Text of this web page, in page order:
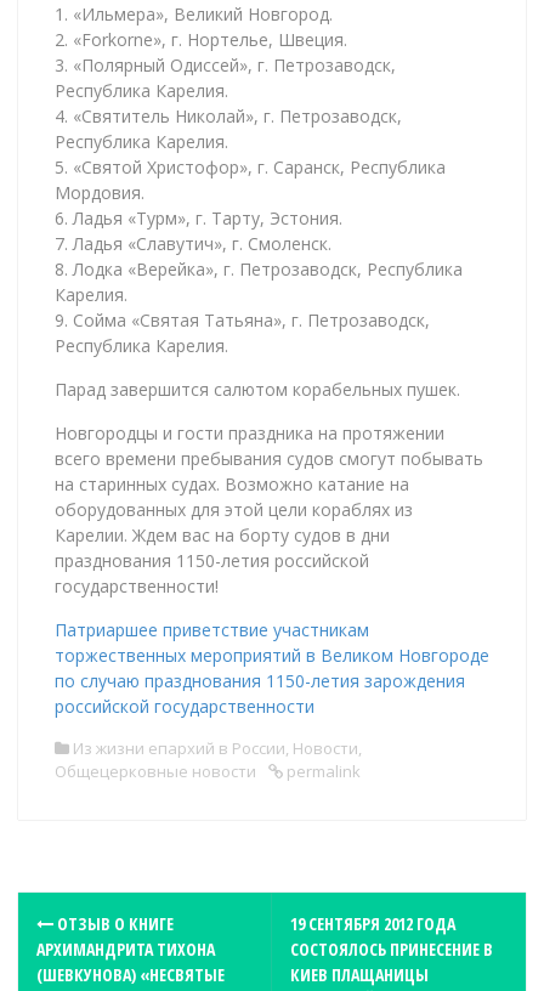
1. «Ильмера», Великий Новгород.
2. «Forkorne», г. Нортелье, Швеция.
3. «Полярный Одиссей», г. Петрозаводск,
Республика Карелия.
4. «Святитель Николай», г. Петрозаводск,
Республика Карелия.
5. «Святой Христофор», г. Саранск, Республика
Мордовия.
6. Ладья «Турм», г. Тарту, Эстония.
7. Ладья «Славутич», г. Смоленск.
8. Лодка «Верейка», г. Петрозаводск, Республика
Карелия.
9. Сойма «Святая Татьяна», г. Петрозаводск,
Республика Карелия.
Парад завершится салютом корабельных пушек.
Новгородцы и гости праздника на протяжении
всего времени пребывания судов смогут побывать
на старинных судах. Возможно катание на
оборудованных для этой цели кораблях из
Карелии. Ждем вас на борту судов в дни
празднования 1150-летия российской
государственности!
Патриаршее приветствие участникам
торжественных мероприятий в Великом Новгороде
по случаю празднования 1150-летия зарождения
российской государственности
Из жизни епархий в России Новости
Общецерковные новости
permalink
ОТЗЫВ О КНИГЕ
АРХИМАНДРИТА ТИХОНА
(ШЕВКУНОВА) «НЕСВЯТЫЕ
19 СЕНТЯБРЯ 2012 ГОДА
СОСТОЯЛОСЬ ПРИНЕСЕНИЕ В
КИЕВ ПЛАЩАНИЦЫ